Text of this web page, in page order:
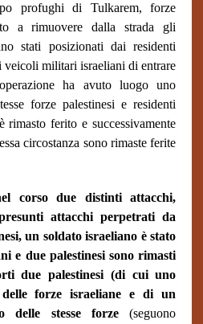
profughi di Tulkarem, forze
a rimuovere dalla strada gli
stati posizionati dai residenti
veicoli militari israeliani di entrare
ha avuto luogo uno
forze palestinesi e residenti
rimasto ferito e successivamente
circostanza sono rimaste ferite
corso due distinti attacchi,
attacchi perpetrati da
un soldato israeliano è stato
e due palestinesi sono rimasti
due palestinesi (di cui uno
forze israeliane e di un
delle stesse forze(seguono